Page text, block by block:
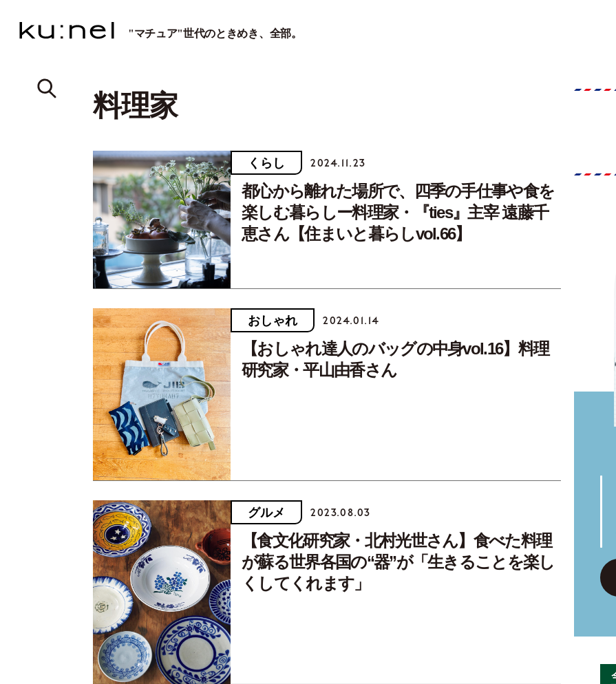
"マチュア"世代のときめき、全部。
料理家
くらし 2024.11.23
都心から離れた場所で、四季の手仕事や食を
楽しむ暮らしー料理家・『ties』主宰 遠藤千
恵さん【住まいと暮らしvol.66】
おしゃれ 2024.01.14
【おしゃれ達人のバッグの中身vol.16】料理
研究家・平山由香さん
グルメ 2023.08.03
【食文化研究家・北村光世さん】食べた料理
が蘇る世界各国の“器”が「生きることを楽し
くしてくれます」